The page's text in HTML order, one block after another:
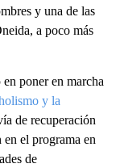
y una de las
a poco más
poner en marcha
y la
de recuperación
el programa en
de